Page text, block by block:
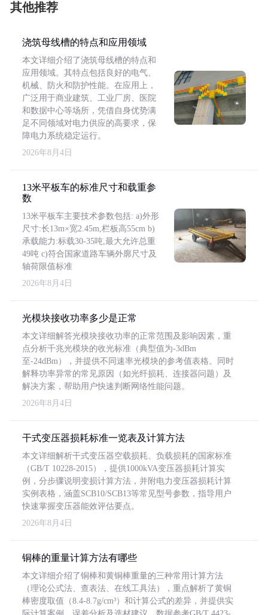
其他推荐
浇筑母线槽的特点和应用领域
本文详细介绍了浇筑母线槽的特点和
应用领域。其特点包括良好的电气、
机械、防火和防护性能。在应用上，
广泛用于商业建筑、工业厂房、医院
和数据中心等场所，凭借自身优势满
足不同领域对电力供应的高要求，保
障电力系统稳定运行。
2026年8月4日
13米平板车的标准尺寸和载重参
数
13米平板车主要技术参数包括: a)外形
尺寸:长13m×宽2.45m,栏板高55cm b)
承载能力:标载30-35吨,最大允许总重
49吨 c)符合国家道路车辆外廓尺寸及
轴荷限值标准
2026年8月4日
光模块接收功率多少是正常
本文详细解答光模块接收功率的正常范围及影响因素，重
点分析千兆光模块的收光标准（典型值为-3dBm
至-24dBm），并提供不同速率光模块的参考值表格。同时
解释功率异常的常见原因（如光纤损耗、连接器问题）及
解决方案，帮助用户快速判断网络性能问题。
2026年8月4日
干式变压器损耗标准一览表及计算方法
本文详细解析干式变压器空载损耗、负载损耗的国家标准
（GB/T 10228-2015），提供1000kVA变压器损耗计算实
例，分步骤说明变损计算方法，并附电力变压器损耗计算
实例表格，涵盖SCB10/SCB13等常见型号参数，指导用户
快速掌握变压器能效评估要点。
2026年8月4日
铜棒的重量计算方法有哪些
本文详细介绍了铜棒和黄铜棒重量的三种常用计算方法
（理论公式法、查表法、在线工具法），重点解析了黄铜
棒密度取值（8.4-8.7g/cm³）和计算公式的差异，并提供实